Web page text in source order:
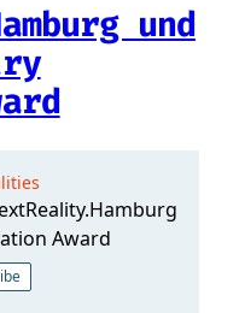
und